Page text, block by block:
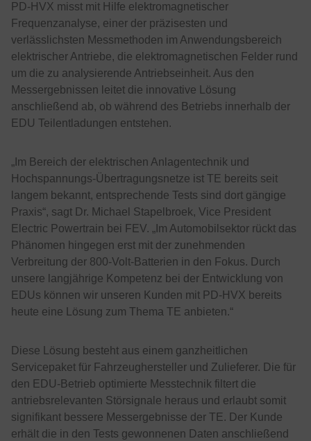
PD-HVX misst mit Hilfe elektromagnetischer
Frequenzanalyse, einer der präzisesten und
verlässlichsten Messmethoden im Anwendungsbereich
elektrischer Antriebe, die elektromagnetischen Felder rund
um die zu analysierende Antriebseinheit. Aus den
Messergebnissen leitet die innovative Lösung
anschließend ab, ob während des Betriebs innerhalb der
EDU Teilentladungen entstehen.
„Im Bereich der elektrischen Anlagentechnik und
Hochspannungs-Übertragungsnetze ist TE bereits seit
langem bekannt, entsprechende Tests sind dort gängige
Praxis“, sagt Dr. Michael Stapelbroek, Vice President
Electric Powertrain bei FEV. „Im Automobilsektor rückt das
Phänomen hingegen erst mit der zunehmenden
Verbreitung der 800-Volt-Batterien in den Fokus. Durch
unsere langjährige Kompetenz bei der Entwicklung von
EDUs können wir unseren Kunden mit PD-HVX bereits
heute eine Lösung zum Thema TE anbieten.“
Diese Lösung besteht aus einem ganzheitlichen
Servicepaket für Fahrzeughersteller und Zulieferer. Die für
den EDU-Betrieb optimierte Messtechnik filtert die
antriebsrelevanten Störsignale heraus und erlaubt somit
signifikant bessere Messergebnisse der TE. Der Kunde
erhält die in den Tests gewonnenen Daten anschließend